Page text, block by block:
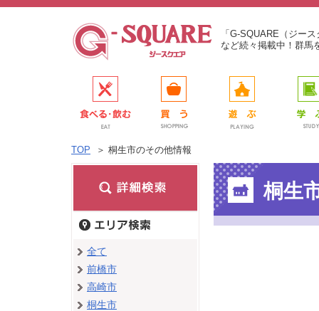
「G-SQUARE（ジー
など続々掲載中！群馬
TOP ＞ 桐生市のその他情報
桐生
全て
前橋市
高崎市
桐生市